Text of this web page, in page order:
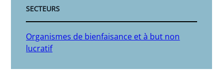
SECTEURS
Organismes de bienfaisance et à but non
lucratif